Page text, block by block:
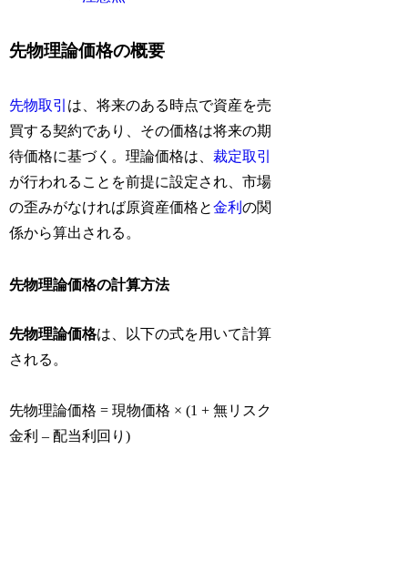
先物理論価格の概要
先物取引 は、将来のある時点で資産を売
買する契約であり、その価格は将来の期
待価格に基づく。理論価格は、裁定取引
が行われることを前提に設定され、市場
の歪みがなければ原資産価格と金利の関
係から算出される。
先物理論価格の計算方法
先物理論価格は、以下の式を用いて計算
される。
先物理論価格 = 現物価格 × (1 + 無リスク
金利 – 配当利回り)